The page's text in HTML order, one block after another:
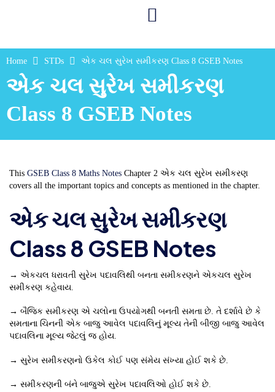
Home STDs એક ચલ સુરેખ સમીકરણ Class 8 GSEB Notes
એક ચલ સુરેખ સમીકરણ
Class 8 GSEB Notes
This GSEB Class 8 Maths Notes Chapter 2 એક ચલ સુરેખ સમીકરણ
covers all the important topics and concepts as mentioned in the chapter.
એક ચલ સુરેખ સમીકરણ
Class 8 GSEB Notes
→ એકચલ ધરાવતી સુરેખ પદાવલિથી બનતા સમીકરણને એકચલ સુરેખ
સમીકરણ કહેવાય.
→ બૈજિક સમીકરણ એ ચલોના ઉપયોગથી બનતી સમતા છે. તે દર્શાવે છે કે
સમતાના ચિનની એક બાજુ આવેલ પદાવલિનું મૂલ્ય તેની બીજી બાજુ આવેલ
પદાવલિના મૂલ્ય જેટલું જ હોય.
→ સુરેખ સમીકરણનો ઉકેલ કોઈ પણ સંમેય સંખ્યા હોઈ શકે છે.
→ સમીકરણની બંને બાજુએ સુરેખ પદાવલિઓ હોઈ શકે છે.